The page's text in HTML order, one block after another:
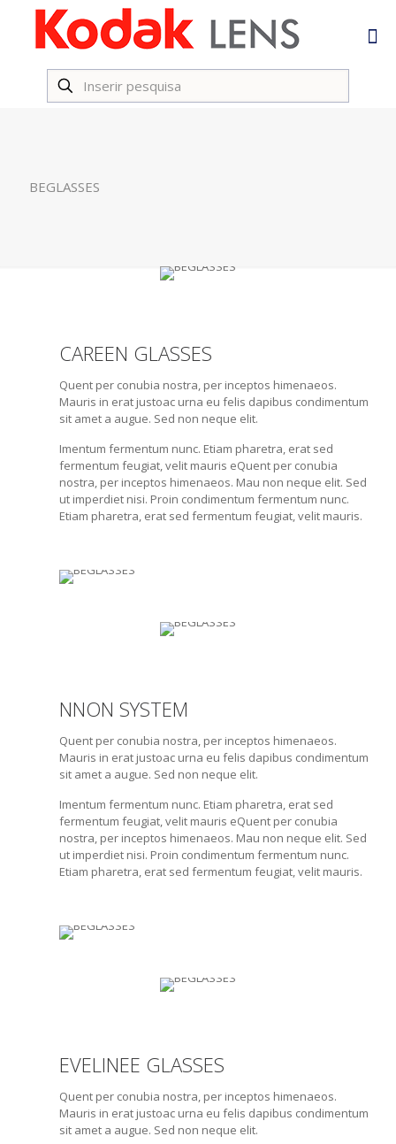
BEGLASSES
CAREEN GLASSES
Quent per conubia nostra, per inceptos himenaeos.
Mauris in erat justoac urna eu felis dapibus condimentum
sit amet a augue. Sed non neque elit.
Imentum fermentum nunc. Etiam pharetra, erat sed
fermentum feugiat, velit mauris eQuent per conubia
nostra, per inceptos himenaeos. Mau non neque elit. Sed
ut imperdiet nisi. Proin condimentum fermentum nunc.
Etiam pharetra, erat sed fermentum feugiat, velit mauris.
NNON SYSTEM
Quent per conubia nostra, per inceptos himenaeos.
Mauris in erat justoac urna eu felis dapibus condimentum
sit amet a augue. Sed non neque elit.
Imentum fermentum nunc. Etiam pharetra, erat sed
fermentum feugiat, velit mauris eQuent per conubia
nostra, per inceptos himenaeos. Mau non neque elit. Sed
ut imperdiet nisi. Proin condimentum fermentum nunc.
Etiam pharetra, erat sed fermentum feugiat, velit mauris.
EVELINEE GLASSES
Quent per conubia nostra, per inceptos himenaeos.
Mauris in erat justoac urna eu felis dapibus condimentum
sit amet a augue. Sed non neque elit.